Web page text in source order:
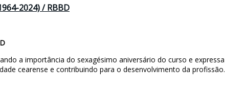
2024) / RBBD
a importância do sexagésimo aniversário do curso e expressa
cearense e contribuindo para o desenvolvimento da profissão.